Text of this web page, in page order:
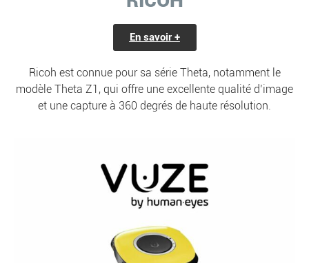
En savoir +
Ricoh est connue pour sa série Theta, notamment le
modèle Theta Z1, qui offre une excellente qualité d’image
et une capture à 360 degrés de haute résolution.